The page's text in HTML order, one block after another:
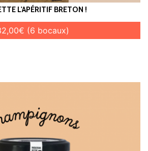
L'APÉRITIF BRETON !
(6 bocaux)